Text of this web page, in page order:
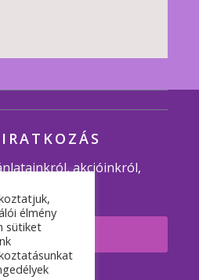
akcióinkról,
élmény
sütiket